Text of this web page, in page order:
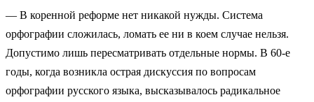
— В коренной реформе нет никакой нужды. Система
орфографии сложилась, ломать ее ни в коем случае нельзя.
Допустимо лишь пересматривать отдельные нормы. В 60-е
годы, когда возникла острая дискуссия по вопросам
орфографии русского языка, высказывалось радикальное